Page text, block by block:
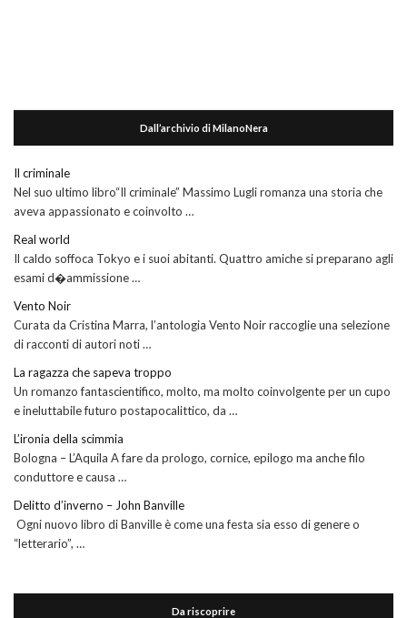
Dall’archivio di MilanoNera
Il criminale
Nel suo ultimo libro“Il criminale” Massimo Lugli romanza una storia che
aveva appassionato e coinvolto …
Real world
Il caldo soffoca Tokyo e i suoi abitanti. Quattro amiche si preparano agli
esami d�ammissione …
Vento Noir
Curata da Cristina Marra, l’antologia Vento Noir raccoglie una selezione
di racconti di autori noti …
La ragazza che sapeva troppo
Un romanzo fantascientifico, molto, ma molto coinvolgente per un cupo
e ineluttabile futuro postapocalittico, da …
L’ironia della scimmia
Bologna – L’Aquila A fare da prologo, cornice, epilogo ma anche filo
conduttore e causa …
Delitto d’inverno – John Banville
Ogni nuovo libro di Banville è come una festa sia esso di genere o
“letterario”, …
Da riscoprire